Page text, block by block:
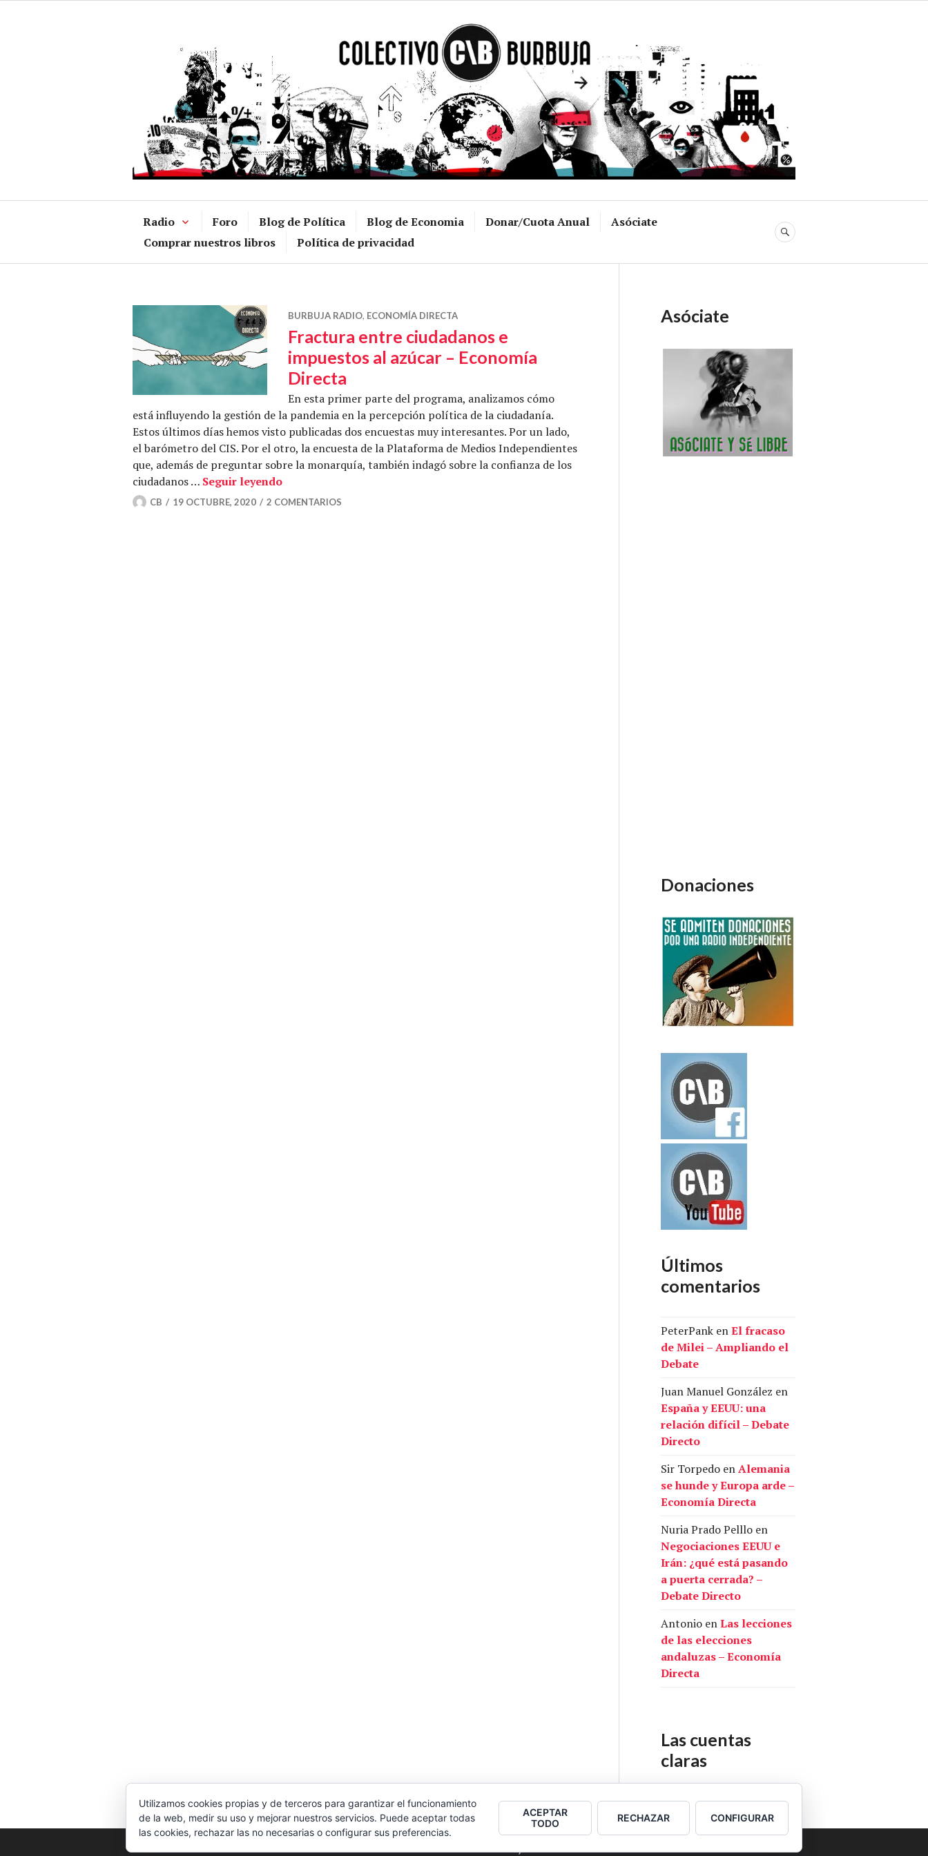
Radio Foro Blog de Política Blog de Economia Donar/Cuota Anual
Asóciate
Comprar nuestros libros
Política de privacidad
BUSCAR
BURBUJA RADIO, ECONOMÍA DIRECTA
Fractura entre ciudadanos e
impuestos al azúcar – Economía
Directa
En esta primer parte del programa, analizamos cómo
está influyendo la gestión de la pandemia en la percepción política de la ciudadanía.
Estos últimos días hemos visto publicadas dos encuestas muy interesantes. Por un lado,
el barómetro del CIS. Por el otro, la encuesta de la Plataforma de Medios Independientes
que, además de preguntar sobre la monarquía, también indagó sobre la confianza de los
ciudadanos … Seguir leyendoFractura entre ciudadanos e impuestos al azúcar – Economía Directa
CB 19 OCTUBRE, 2020 2 COMENTARIOS
Asóciate
Donaciones
Últimos
comentarios
PeterPank enEl fracaso
de Milei – Ampliando el
Debate
Juan Manuel González en
España y EEUU: una
relación difícil – Debate
Directo
Sir Torpedo enAlemania
se hunde y Europa arde –
Economía Directa
Nuria Prado Pelllo en
Negociaciones EEUU e
Irán: ¿qué está pasando
a puerta cerrada? –
Debate Directo
Antonio enLas lecciones
de las elecciones
andaluzas – Economía
Directa
Las cuentas
claras
Nuestras cuentas
2026 Colectivo Burbuja
Utilizamos cookies propias y de terceros para garantizar el funcionamiento
de la web, medir su uso y mejorar nuestros servicios. Puede aceptar todas
las cookies, rechazar las no necesarias o configurar sus preferencias.
ACEPTAR
TODO
RECHAZAR CONFIGURAR